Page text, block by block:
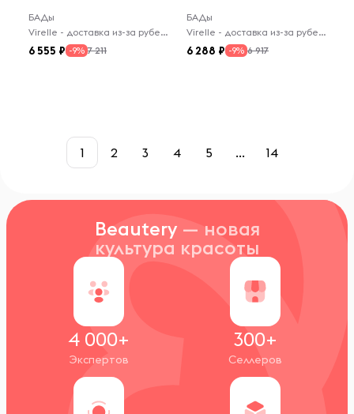
БАДы
Virelle - доставка из-за рубежа
6 555 -9% 7 211
БАДы
Virelle - доставка из-за рубежа
6 288 -9% 6 917
1 2 3 4 5 ... 14
Beautery — новая
культура красоты
4 000+
Экспертов
300+
Селлеров